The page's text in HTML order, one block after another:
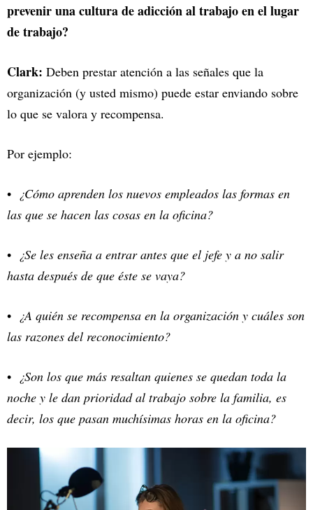
prevenir una cultura de adicción al trabajo en el lugar
de trabajo?
Clark: Deben prestar atención a las señales que la
organización (y usted mismo) puede estar enviando sobre
lo que se valora y recompensa.
Por ejemplo:
¿Cómo aprenden los nuevos empleados las formas en
las que se hacen las cosas en la oficina?
¿Se les enseña a entrar antes que el jefe y a no salir
hasta después de que éste se vaya?
¿A quién se recompensa en la organización y cuáles son
las razones del reconocimiento?
¿Son los que más resaltan quienes se quedan toda la
noche y le dan prioridad al trabajo sobre la familia, es
decir, los que pasan muchísimas horas en la oficina?